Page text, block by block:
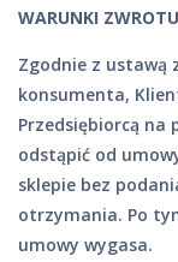
WARUNKI
Zgodnie z ustawą
konsumenta,
Przedsiębiorcą na
odstąpić od
sklepie bez
otrzymania. Po
umowy wygasa.